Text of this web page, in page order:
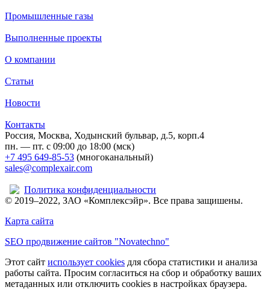
Промышленные газы
Выполненные проекты
О компании
Статьи
Новости
Контакты
Россия, Москва, Ходынский бульвар, д.5, корп.4
пн. — пт. с 09:00 до 18:00 (мск)
+7 495 649-85-53 (многоканальный)
sales@complexair.com
Политика конфиденциальности
© 2019–2022, ЗАО «Комплексэйр». Все права защишены.
Карта сайта
SEO продвижение сайтов "Novatechno"
Этот сайт использует cookies для сбора статистики и анализа
работы сайта. Просим согласиться на сбор и обработку ваших
метаданных или отключить cookies в настройках браузера.